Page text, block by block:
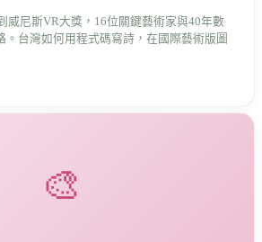
威尼斯VR大獎，16位關鍵藝術家與40年數
。台灣如何用程式碼寫詩，在國際藝術版圖
🎨